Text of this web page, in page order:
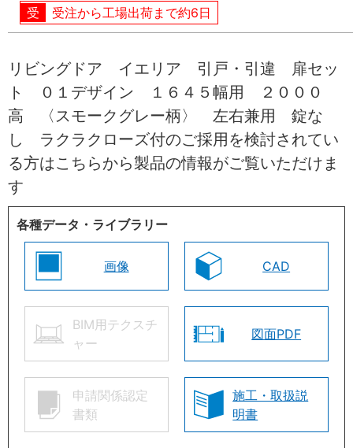
受注から工場出荷まで約6日
リビングドア イエリア 引戸・引違 扉セッ
ト ０１デザイン １６４５幅用 ２０００
高 〈スモークグレー柄〉 左右兼用 錠な
し ラクラクローズ付のご採用を検討されてい
る方はこちらから製品の情報がご覧いただけま
す
各種データ・ライブラリー
画像 CAD
BIM用テクスチ
ャー
図面PDF
申請関係認定
書類
施工・取扱説
明書